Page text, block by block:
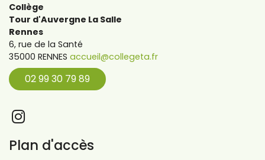
Collège
Tour d'Auvergne La Salle
Rennes
6, rue de la Santé
35000 RENNES accueil@collegeta.fr
02 99 30 79 89
Plan d'accès